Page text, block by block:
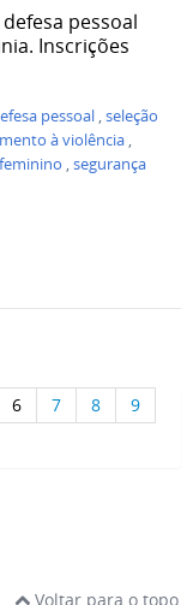
pessoal
Inscrições
pessoal ,seleção
à violência ,
,segurança
6 7 8
9
Voltar para o topo